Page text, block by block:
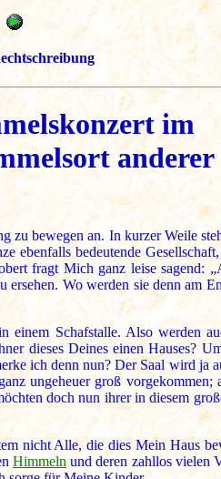
im
anderer
zu bewegen an. In kurzer Weile
ebenfalls bedeutende
fragt Mich ganz leise sagend:
Wo werden sie denn am
einem Schafstalle. Also werden
dieses Deines einen Hauses?
ich denn nun? Der Saal wird ja
ungeheuer groß vorgekommen;
doch nun ihrer in diesem
nicht Alle, die dies Mein Haus
Himmelnund deren zahllos vielen